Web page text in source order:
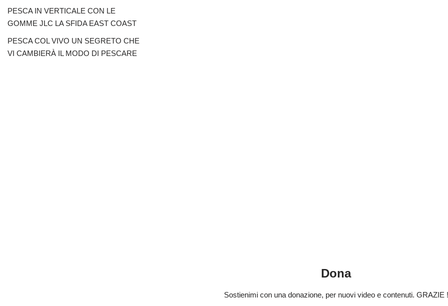
PESCA IN VERTICALE CON LE
GOMME JLC LA SFIDA EAST COAST
PESCA COL VIVO UN SEGRETO CHE
VI CAMBIERÀ IL MODO DI PESCARE
Dona
Sostienimi con una donazione, per nuovi video e contenuti. GRAZIE !